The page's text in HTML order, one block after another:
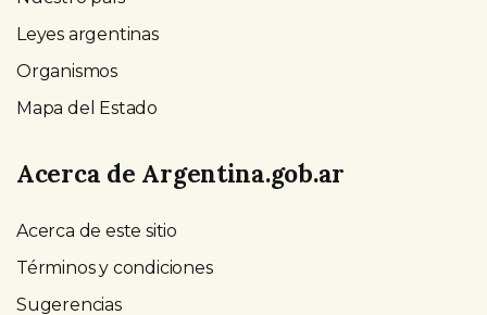
Leyes argentinas
Organismos
Mapa del Estado
Acerca de Argentina.gob.ar
Acerca de este sitio
Términos y condiciones
Sugerencias